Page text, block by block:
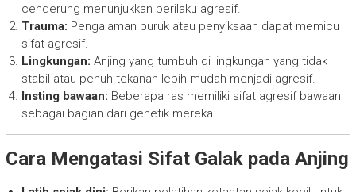
cenderung menunjukkan perilaku agresif.
Trauma: Pengalaman buruk atau penyiksaan dapat memicu
sifat agresif.
Lingkungan: Anjing yang tumbuh di lingkungan yang tidak
stabil atau penuh tekanan lebih mudah menjadi agresif.
Insting bawaan: Beberapa ras memiliki sifat agresif bawaan
sebagai bagian dari genetik mereka.
Cara Mengatasi Sifat Galak pada Anjing